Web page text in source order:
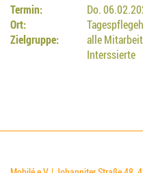
Termin:
Do.
Ort:
Zielgruppe:
alle
Interssierte